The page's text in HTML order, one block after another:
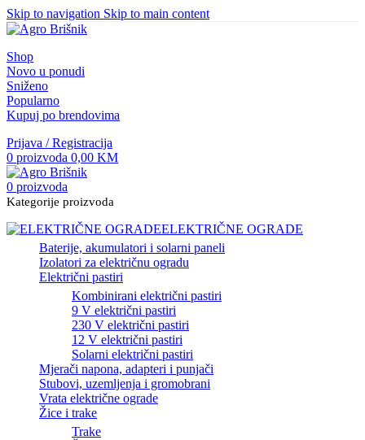
Skip to navigation Skip to main content
Shop
Novo u ponudi
Sniženo
Popularno
Kupuj po brendovima
Prijava / Registracija
0 proizvoda 0,00 KM
0 proizvoda
Kategorije proizvoda
ELEKTRIČNE OGRADE
Baterije, akumulatori i solarni paneli
Izolatori za električnu ogradu
Električni pastiri
Kombinirani električni pastiri
9 V električni pastiri
230 V električni pastiri
12 V električni pastiri
Solarni električni pastiri
Mjerači napona, adapteri i punjači
Stubovi, uzemljenja i gromobrani
Vrata električne ograde
Žice i trake
Trake